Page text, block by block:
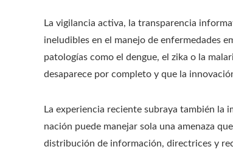
La vigilancia activa, la transparencia
ineludibles en el manejo de enfermedades
patologías como el dengue, el zika o la
desaparece por completo y que la
La experiencia reciente subraya también la
nación puede manejar sola una amenaza
distribución de información, directrices y